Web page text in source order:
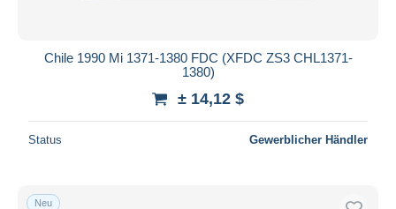
Chile 1990 Mi 1371-1380 FDC (XFDC ZS3 CHL1371-
1380)
± 14,12 $
Status Gewerblicher Händler
Neu